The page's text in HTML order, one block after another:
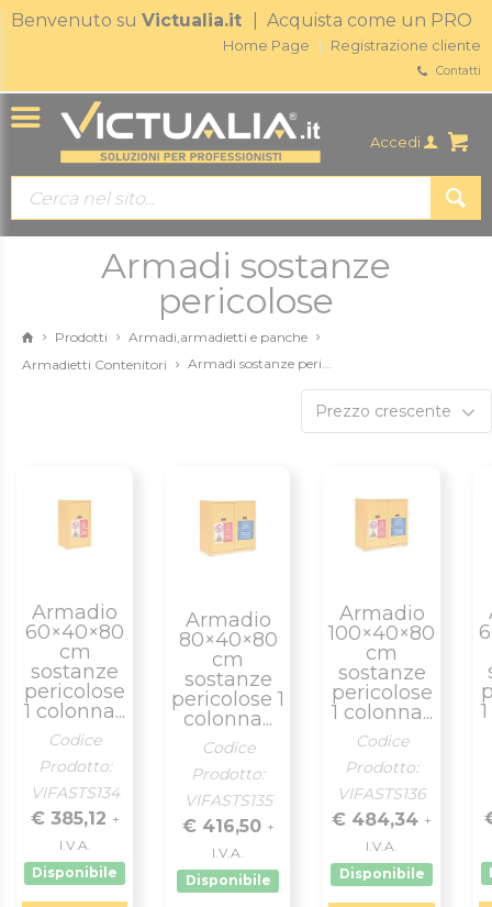
Benvenuto su Victualia.it | Acquista come un PRO
Home Page Registrazione cliente
Contatti
Accedi
Armadi sostanze
pericolose
Prodotti
Armadi,armadietti e panche
Armadietti Contenitori
Armadi sostanze peri...
Prezzo crescente
Armadio
60×40×80
cm
sostanze
pericolose
1 colonna...
Codice
Prodotto:
VIFASTS134
€ 385,12 +
I.V.A.
Disponibile
Armadio
80×40×80
cm
sostanze
pericolose 1
colonna...
Codice
Prodotto:
VIFASTS135
€ 416,50 +
I.V.A.
Disponibile
Armadio
100×40×80
cm
sostanze
pericolose
1 colonna...
Codice
Prodotto:
VIFASTS136
€ 484,34 +
I.V.A.
Disponibile